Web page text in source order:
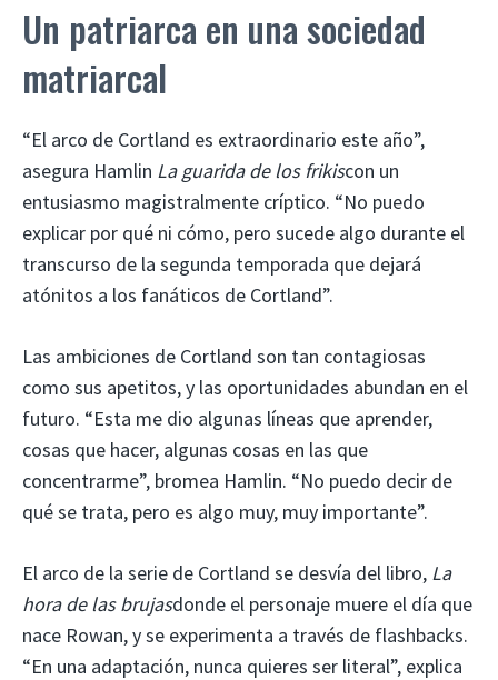
Un patriarca en una sociedad
matriarcal
“El arco de Cortland es extraordinario este año”,
asegura Hamlin La guarida de los frikiscon un
entusiasmo magistralmente críptico. “No puedo
explicar por qué ni cómo, pero sucede algo durante el
transcurso de la segunda temporada que dejará
atónitos a los fanáticos de Cortland”.
Las ambiciones de Cortland son tan contagiosas
como sus apetitos, y las oportunidades abundan en el
futuro. “Esta me dio algunas líneas que aprender,
cosas que hacer, algunas cosas en las que
concentrarme”, bromea Hamlin. “No puedo decir de
qué se trata, pero es algo muy, muy importante”.
El arco de la serie de Cortland se desvía del libro, La
hora de las brujasdonde el personaje muere el día que
nace Rowan, y se experimenta a través de flashbacks.
“En una adaptación, nunca quieres ser literal”, explica